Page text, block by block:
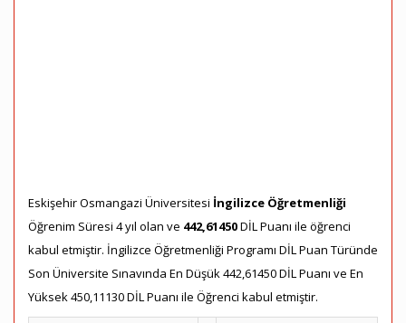
Eskişehir Osmangazi Üniversitesi İngilizce Öğretmenliği
Öğrenim Süresi 4 yıl olan ve 442,61450DİL Puanı ile öğrenci
kabul etmiştir. İngilizce Öğretmenliği Programı DİL Puan Türünde
Son Üniversite Sınavında En Düşük 442,61450 DİL Puanı ve En
Yüksek 450,11130 DİL Puanı ile Öğrenci kabul etmiştir.